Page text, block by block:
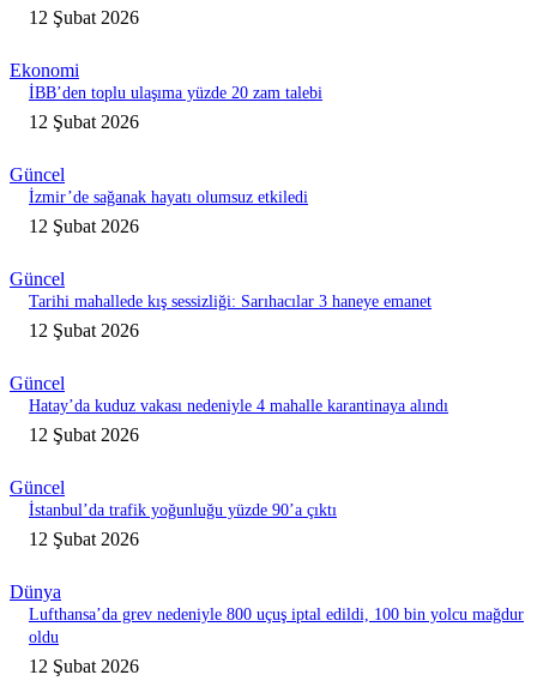
12 Şubat 2026
Ekonomi
İBB’den toplu ulaşıma yüzde 20 zam talebi
12 Şubat 2026
Güncel
İzmir’de sağanak hayatı olumsuz etkiledi
12 Şubat 2026
Güncel
Tarihi mahallede kış sessizliği: Sarıhacılar 3 haneye emanet
12 Şubat 2026
Güncel
Hatay’da kuduz vakası nedeniyle 4 mahalle karantinaya alındı
12 Şubat 2026
Güncel
İstanbul’da trafik yoğunluğu yüzde 90’a çıktı
12 Şubat 2026
Dünya
Lufthansa’da grev nedeniyle 800 uçuş iptal edildi, 100 bin yolcu mağdur
oldu
12 Şubat 2026